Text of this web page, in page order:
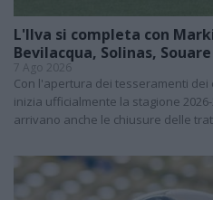
L'Ilva si completa con
Bevilacqua, Solinas,
7 Ago 2026
Con l'apertura dei tesseramenti dei
inizia ufficialmente la stagione
arrivano anche le chiusure delle